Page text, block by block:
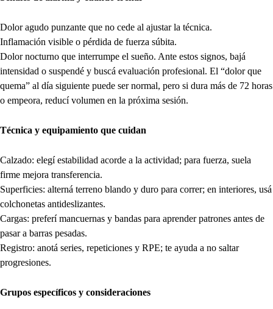
Dolor agudo punzante que no cede al ajustar la técnica.
Inflamación visible o pérdida de fuerza súbita.
Dolor nocturno que interrumpe el sueño. Ante estos signos, bajá
intensidad o suspendé y buscá evaluación profesional. El “dolor que
quema” al día siguiente puede ser normal, pero si dura más de 72 horas
o empeora, reducí volumen en la próxima sesión.
Técnica y equipamiento que cuidan
Calzado: elegí estabilidad acorde a la actividad; para fuerza, suela
firme mejora transferencia.
Superficies: alterná terreno blando y duro para correr; en interiores, usá
colchonetas antideslizantes.
Cargas: preferí mancuernas y bandas para aprender patrones antes de
pasar a barras pesadas.
Registro: anotá series, repeticiones y RPE; te ayuda a no saltar
progresiones.
Grupos específicos y consideraciones